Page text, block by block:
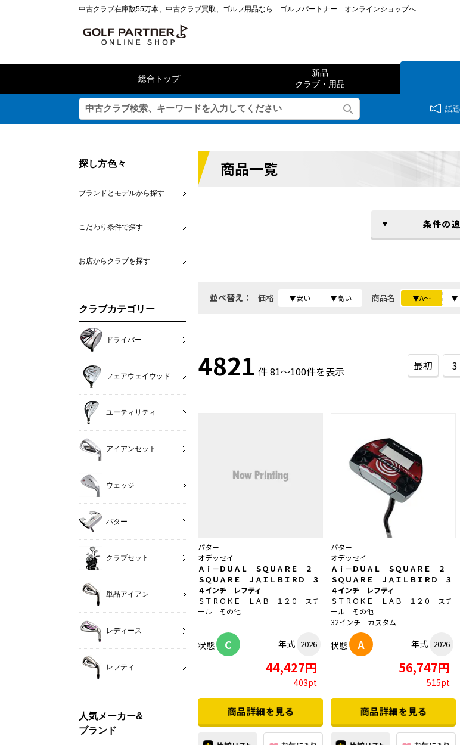
中古クラブ在庫数55万本、中古クラブ買取、ゴルフ用品なら ゴルフパートナー オンラインショップへ
総合トップ
新品
クラブ・用品
話
商品一覧
並べ替え： 価格 ▼安い ▼高い 商品名 ▼A～ ▼
4821 件 81～100件を表示 最初 3
パター
オデッセイ
Ａｉ－ＤＵＡＬ ＳＱＵＡＲＥ ２
ＳＱＵＡＲＥ ＪＡＩＬＢＩＲＤ ３
４インチ レフティ
ＳＴＲＯＫＥ ＬＡＢ １２０ スチ
ール その他
状態 C 年式 2026
44,427円
403pt
パター
オデッセイ
Ａｉ－ＤＵＡＬ ＳＱＵＡＲＥ ２
ＳＱＵＡＲＥ ＪＡＩＬＢＩＲＤ ３
４インチ レフティ
ＳＴＲＯＫＥ ＬＡＢ １２０ スチ
ール その他
32インチ カスタム
状態 A 年式 2026
56,747円
515pt
探し方色々
ブランドとモデルから探す
こだわり条件で探す
お店からクラブを探す
クラブカテゴリー
ドライバー
フェアウェイウッド
ユーティリティ
アイアンセット
ウェッジ
パター
クラブセット
単品アイアン
レディース
レフティ
人気メーカー&
ブランド